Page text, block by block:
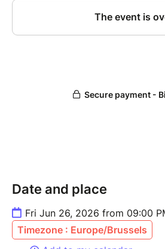
Date and place
Fri Jun 26, 2026 from 09:00
Timezone : Europe/Brussels